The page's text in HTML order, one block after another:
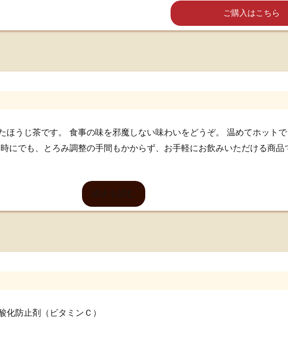
ご購入はこちら
ほうじ茶です。 食事の味を邪魔しない味わいをどうぞ。 温めてホット
にでも、とろみ調整の手間もかからず、お手軽にお飲みいただける商品
に移し替えて、５０℃を上限に加温してください。
り方が異なりますので、１０秒ずつ様子を見ながら加温し、よくかき混
続きを読む
化防止剤（ビタミンＣ）